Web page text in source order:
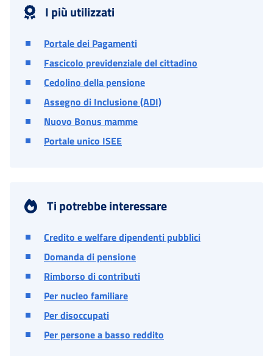
I più utilizzati
Portale dei Pagamenti
Fascicolo previdenziale del cittadino
Cedolino della pensione
Assegno di Inclusione (ADI)
Nuovo Bonus mamme
Portale unico ISEE
Ti potrebbe interessare
Credito e welfare dipendenti pubblici
Domanda di pensione
Rimborso di contributi
Per nucleo familiare
Per disoccupati
Per persone a basso reddito